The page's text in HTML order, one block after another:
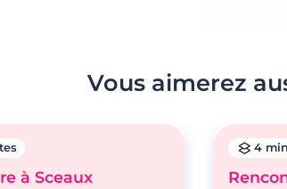
Vous aimerez
à Sceaux
4